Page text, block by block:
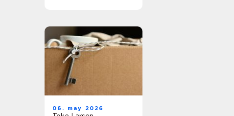
06. may 2026